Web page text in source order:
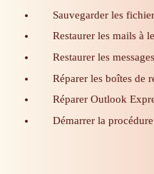
Sauvegarder les
Restaurer les mails à
Restaurer les
Réparer les boîtes de
Réparer Outlook
Démarrer la